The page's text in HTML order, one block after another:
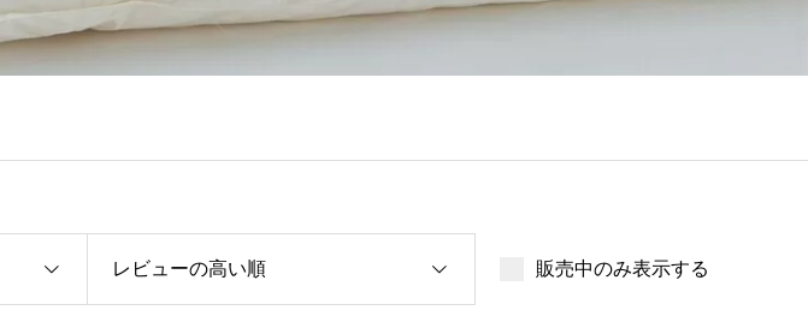
レビューの高い順 販売中のみ表示する